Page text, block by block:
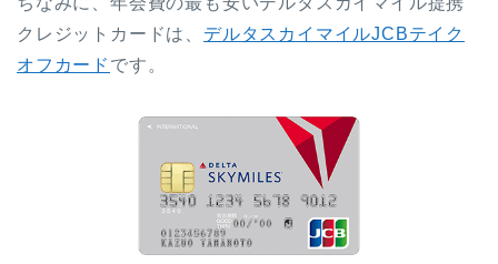
クレジットカードは、 デルタスカイマイルJCBテイク
オフカード です。